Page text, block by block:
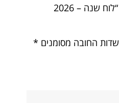
היה הראשון לכתוב סקירה “לוח שנה – 2026
שדות החובה מסומנים *